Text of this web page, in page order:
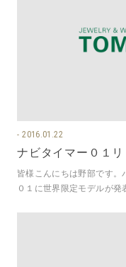
2016.01.22
ナビタイマー０１
皆様こんにちは野部です
０１に世界限定モデルが発